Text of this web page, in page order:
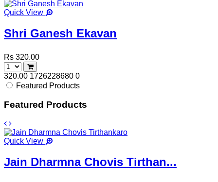
Quick View
Shri Ganesh Ekavan
Rs 320.00
320.00 1726228680 0
Featured Products
Featured Products
Quick View
Jain Dharmna Chovis Tirthan...